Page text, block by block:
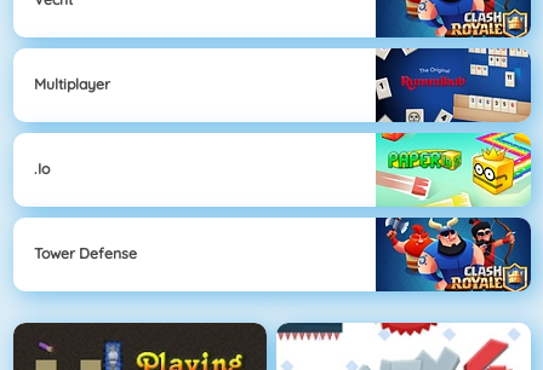
Multiplayer
.io
Tower Defense